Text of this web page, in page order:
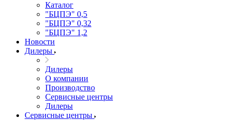
Каталог
"БЦПЭ" 0,5
"БЦПЭ" 0,32
"БЦПЭ" 1,2
Новости
Дилеры
Дилеры
О компании
Производство
Сервисные центры
Дилеры
Сервисные центры